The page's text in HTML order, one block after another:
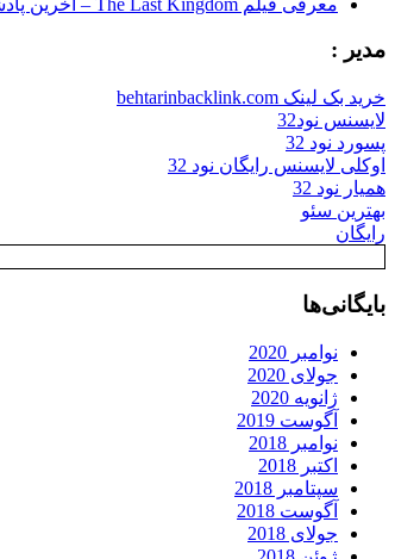
مدیر :
خرید بک لینک behtarinbacklink.com
لایسنس نود32
پسورد نود 32
اوکلی لایسنس رایگان نود 32
همیار نود 32
بهترین سئو
رایگان
بایگانی‌ها
نوامبر 2020
جولای 2020
ژانویه 2020
آگوست 2019
نوامبر 2018
اکتبر 2018
سپتامبر 2018
آگوست 2018
جولای 2018